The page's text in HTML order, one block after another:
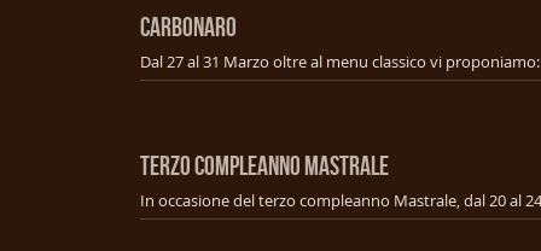
CARBONARO
TERZO COMPLEANNO MASTRALE